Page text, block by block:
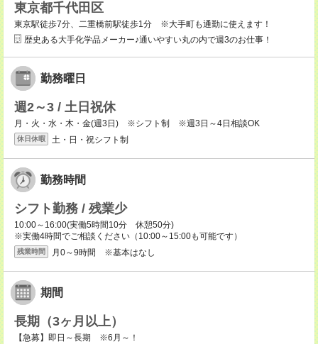
東京都千代田区
東京駅徒歩7分、二重橋前駅徒歩1分 ※大手町も通勤に使えます！
歴史ある大手化学品メーカー♪通いやすい丸の内で週3のお仕事！
勤務曜日
週2～3 / 土日祝休
月・火・水・木・金(週3日) ※シフト制 ※週3日～4日相談OK
休日休暇 土・日・祝シフト制
勤務時間
シフト勤務 / 残業少
10:00～16:00(実働5時間10分 休憩50分)
※実働4時間でご相談ください（10:00～15:00も可能です）
残業時間 月0～9時間 ※基本はなし
期間
長期（3ヶ月以上）
【急募】即日～長期 ※6月～！